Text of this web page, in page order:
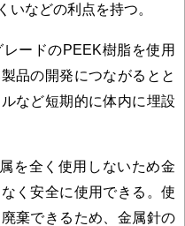
いなどの利点を持つ。
ードのPEEK樹脂を使用
品の開発につながるとと
など短期的に体内に埋設
を全く使用しないため金
く安全に使用できる。使
棄できるため、金属針の